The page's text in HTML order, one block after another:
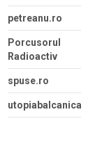
petreanu.ro
Porcusorul
Radioactiv
spuse.ro
utopiabalcanica